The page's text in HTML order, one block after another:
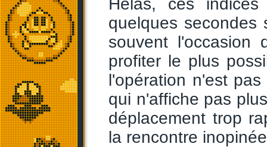
Hélas, ces
quelques secondes
souvent l'occasion
profiter le plus
l'opération n'est
qui n'affiche pas
déplacement trop
la rencontre